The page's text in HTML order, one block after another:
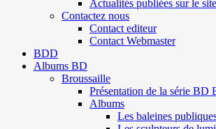
Actualités publiées sur le
Contactez nous
Contact editeur
Contact Webmaster
BDD
Albums BD
Broussaille
Présentation de la série BD
Albums
Les baleines